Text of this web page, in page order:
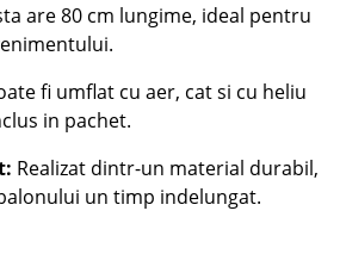
are 80 cm lungime, ideal pentru
fi umflat cu aer, cat si cu heliu
in pachet.
Realizat dintr-un material durabil,
un timp indelungat.